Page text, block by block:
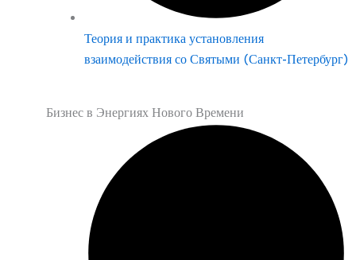
Теория и практика установления
взаимодействия со Святыми (Санкт-Петербург)
Бизнес в Энергиях Нового Времени